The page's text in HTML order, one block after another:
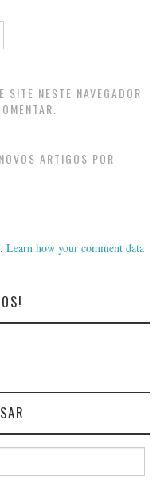
SITE NESTE NAVEGADOR
ARTIGOS POR
Learn how your comment data